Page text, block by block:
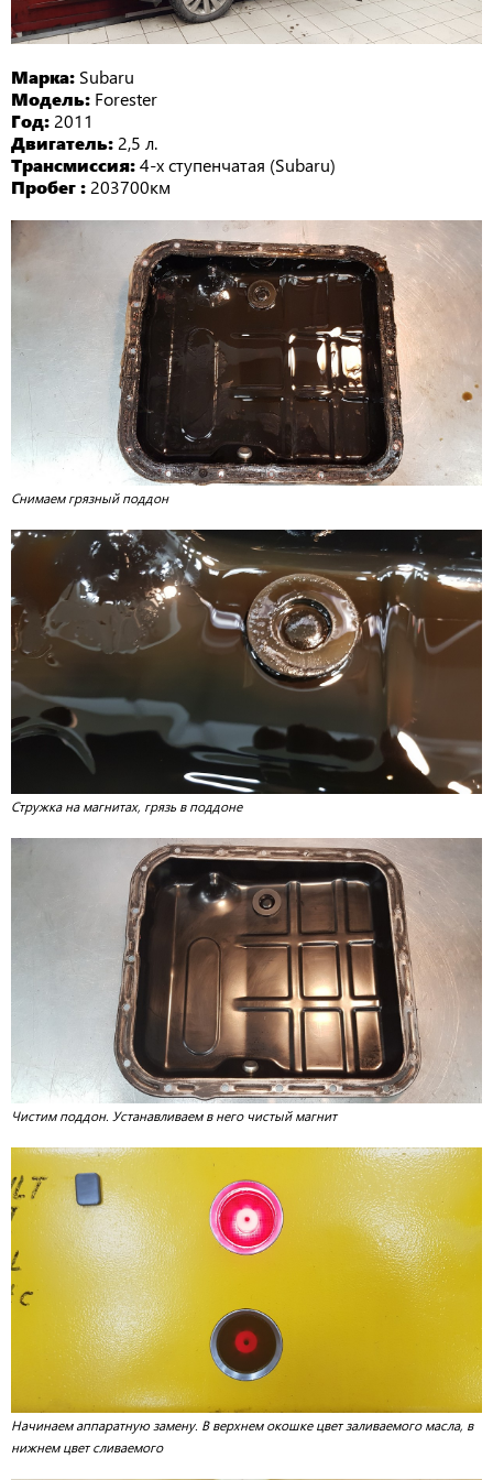
Марка: Subaru
Модель: Forester
Год: 2011
Двигатель: 2,5 л.
Трансмиссия:4-х ступенчатая (Subaru)
Пробег : 203700км
Снимаем грязный поддон
Стружка на магнитах, грязь в поддоне
Чистим поддон. Устанавливаем в него чистый магнит
Начинаем аппаратную замену. В верхнем окошке цвет заливаемого масла, в
нижнем цвет сливаемого